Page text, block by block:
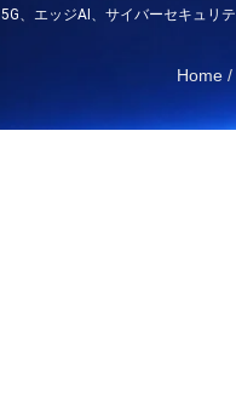
5G、エッジAI、サイバーセキュリ
Home /